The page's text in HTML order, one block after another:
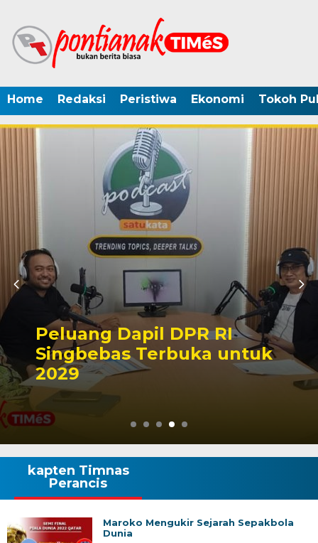
Home Redaksi Peristiwa Ekonomi Tokoh
Kontroversi Putusan
Korupsi Askiman, Final
atau Lanjut
kapten Timnas
Perancis
Maroko Mengukir Sejarah Sepakbola
Dunia